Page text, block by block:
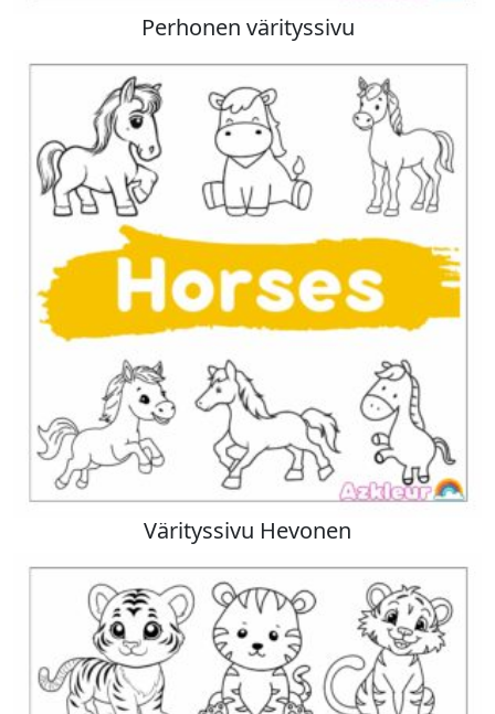
Perhonen värityssivu
Värityssivu Hevonen